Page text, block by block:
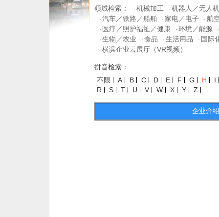
领域检索： · 机械加工 · 机器人／无人机
· 汽车／铁路／船舶 · 家电／电子 · 航
· 医疗／照护福祉／健康 · 环境／能源
·
· 生物／农业 · 食品 · 生活用品 · 国际
· 横滨企业云展厅（VR视频）
拼音检索：
不限
A B C D E F G H
I
R
S T U V W X Y Z
企业介绍